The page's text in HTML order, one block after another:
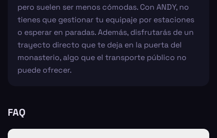
pero suelen ser menos cómodas. Con ANDY, no
tienes que gestionar tu equipaje por estaciones
o esperar en paradas. Además, disfrutarás de un
trayecto directo que te deja en la puerta del
monasterio, algo que el transporte público no
puede ofrecer.
FAQ